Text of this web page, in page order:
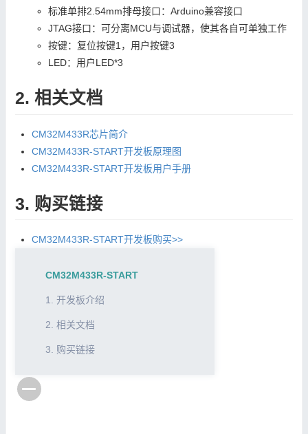
标准单排2.54mm排母接口：Arduino兼容接口
JTAG接口：可分离MCU与调试器，使其各自可单独工作
按键：复位按键1，用户按键3
LED：用户LED*3
2. 相关文档
CM32M433R芯片简介
CM32M433R-START开发板原理图
CM32M433R-START开发板用户手册
3. 购买链接
CM32M433R-START开发板购买>>
CM32M433R-START
1. 开发板介绍
2. 相关文档
3. 购买链接